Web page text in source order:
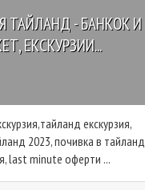
ТАЙЛАНД - БАНКОК И
ЕКСКУРЗИИ...
екскурзия,
2023, почивка в тайланд
last minute оферти ...